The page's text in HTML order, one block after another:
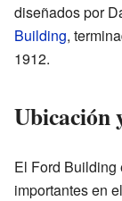
diseñados por
Building,
1912.
Ubicación
El Ford Building
importantes en